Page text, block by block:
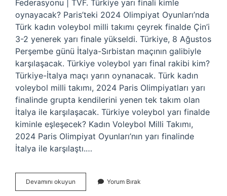
Federasyonu | TVF. Türkiye yarı finali kimle
oynayacak? Paris’teki 2024 Olimpiyat Oyunları’nda
Türk kadın voleybol milli takımı çeyrek finalde Çin’i
3-2 yenerek yarı finale yükseldi. Türkiye, 8 Ağustos
Perşembe günü İtalya-Sırbistan maçının galibiyle
karşılaşacak. Türkiye voleybol yarı final rakibi kim?
Türkiye-İtalya maçı yarın oynanacak. Türk kadın
voleybol milli takımı, 2024 Paris Olimpiyatları yarı
finalinde grupta kendilerini yenen tek takım olan
İtalya ile karşılaşacak. Türkiye voleybol yarı finalde
kiminle eşleşecek? Kadın Voleybol Milli Takımı,
2024 Paris Olimpiyat Oyunları’nın yarı finalinde
İtalya ile karşılaştı.…
Devamını okuyun
Yarı
Yorum Bırak